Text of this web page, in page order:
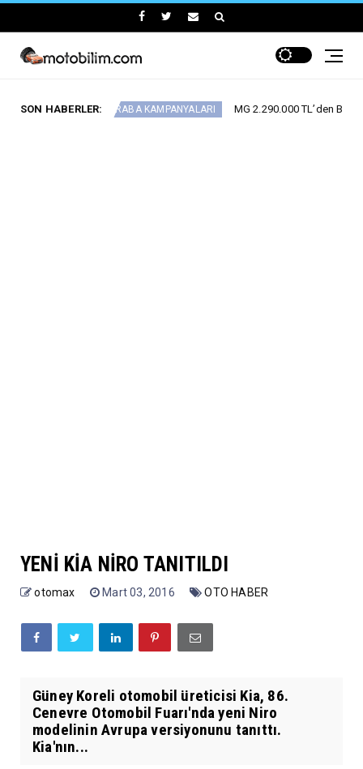
SON HABERLER:
ARABA KAMPANYALARI MG 2.290.000 TL’den Başlayan Ağustos
YENİ KİA NİRO TANITILDI
otomax Mart 03, 2016 OTO HABER
Güney Koreli otomobil üreticisi Kia, 86.
Cenevre Otomobil Fuarı'nda yeni Niro
modelinin Avrupa versiyonunu tanıttı.
Kia'nın...